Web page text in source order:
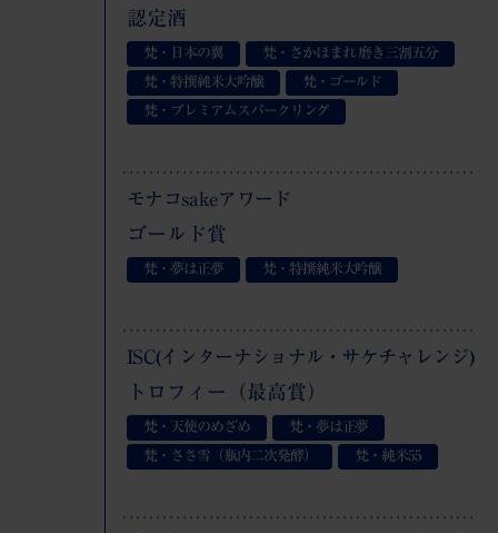
認定酒
梵・日本の翼
梵・さかほまれ 磨き三割五分
梵・特撰純米大吟醸
梵・ゴールド
梵・プレミアムスパークリング
モナコsakeアワード
ゴールド賞
梵・夢は正夢 梵・特撰純米大吟醸
ISC(インターナショナル・サケチャレンジ)
トロフィー（最高賞）
梵・天使のめざめ
梵・夢は正夢
梵・ささ雪（瓶内二次発酵）
梵・純米55